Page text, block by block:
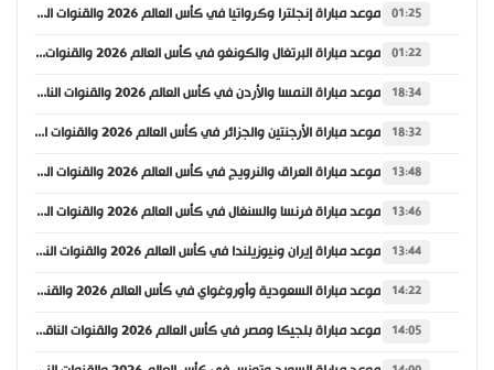
01:25 موعد مباراة إنجلترا وكرواتيا في كأس العالم 2026 والقنوات الناقلة
01:22 موعد مباراة البرتغال والكونغو في كأس العالم 2026 والقنوات الناقلة
18:34 موعد مباراة النمسا والأردن في كأس العالم 2026 والقنوات الناقلة
18:32 موعد مباراة الأرجنتين والجزائر في كأس العالم 2026 والقنوات الناقلة
13:48 موعد مباراة العراق والنرويج في كأس العالم 2026 والقنوات الناقلة
13:46 موعد مباراة فرنسا والسنغال في كأس العالم 2026 والقنوات الناقلة
13:44 موعد مباراة إيران ونيوزيلندا في كأس العالم 2026 والقنوات الناقلة
14:22 موعد مباراة السعودية وأوروغواي في كأس العالم 2026 والقنوات الناقلة
14:05 موعد مباراة بلجيكا ومصر في كأس العالم 2026 والقنوات الناقلة